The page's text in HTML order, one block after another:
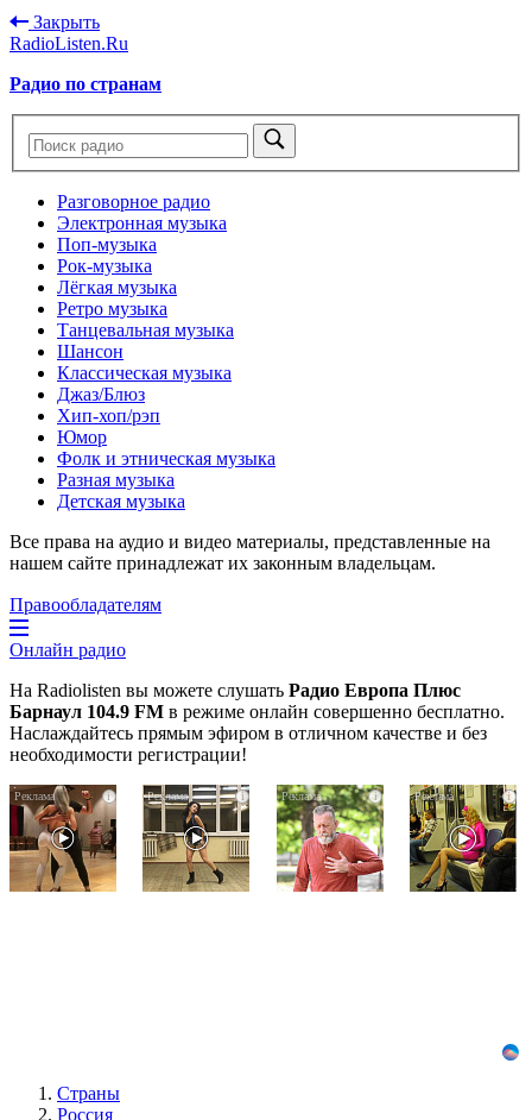
Закрыть
RadioListen.Ru
Радио по странам
Разговорное радио
Электронная музыка
Поп-музыка
Рок-музыка
Лёгкая музыка
Ретро музыка
Танцевальная музыка
Шансон
Классическая музыка
Джаз/Блюз
Хип-хоп/рэп
Юмор
Фолк и этническая музыка
Разная музыка
Детская музыка
Все права на аудио и видео материалы, представленные на
нашем сайте принадлежат их законным владельцам.
Правообладателям
Онлайн радио
На Radiolisten вы можете слушать Радио Европа Плюс
Барнаул 104.9 FM в режиме онлайн совершенно бесплатно.
Наслаждайтесь прямым эфиром в отличном качестве и без
необходимости регистрации!
i
Ролик
длится
пару
секунд,
но
i
Ролик
Омска:
вы
будете
i
Врач
дала
советов,
чтобы
i
Страны
Россия